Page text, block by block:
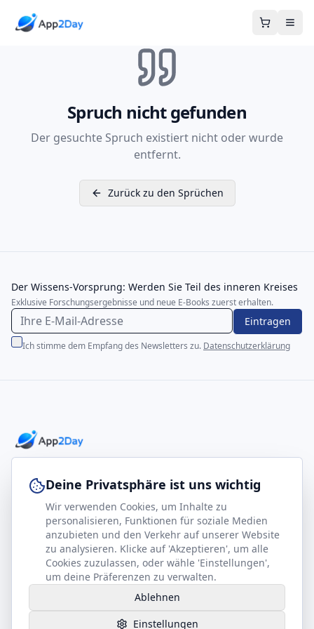
Spruch nicht gefunden
Der gesuchte Spruch existiert nicht oder wurde
entfernt.
Zurück zu den Sprüchen
Der Wissens-Vorsprung: Werden Sie Teil des inneren Kreises
Exklusive Forschungsergebnisse und neue E-Books zuerst erhalten.
Eintragen
Ich stimme dem Empfang des Newsletters zu. Datenschutzerklärung
footer.company
Kontakt
Partner werden
Gesundheits-Kompass
Rechtliches
Impressum
Datenschutz
AGB
Deine Privatsphäre ist uns wichtig
Wir verwenden Cookies, um Inhalte zu
personalisieren, Funktionen für soziale Medien
anzubieten und den Verkehr auf unserer Website
zu analysieren. Klicke auf 'Akzeptieren', um alle
Cookies zuzulassen, oder wähle 'Einstellungen',
um deine Präferenzen zu verwalten.
Ablehnen
Einstellungen
Hilfe benötigt?